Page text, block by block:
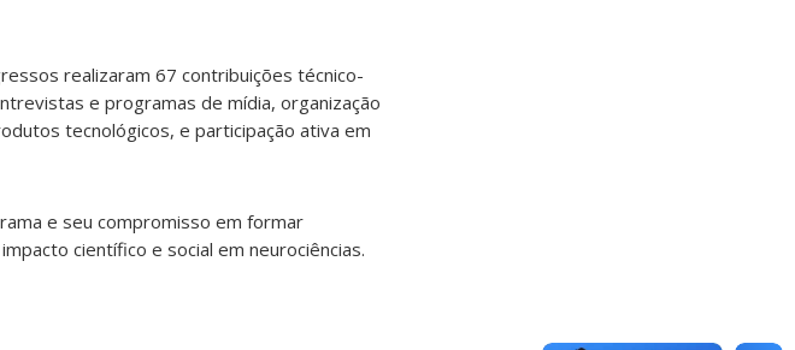
realizaram 67 contribuições técnico-
e programas de mídia, organização
tecnológicos, e participação ativa em
e seu compromisso em formar
científico e social em neurociências.